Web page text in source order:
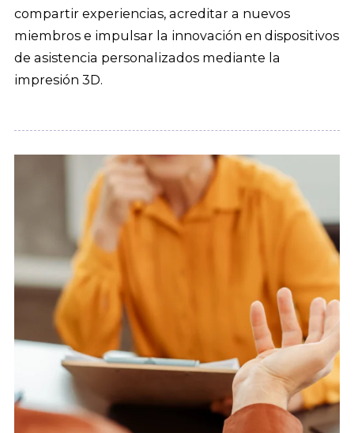
compartir experiencias, acreditar a nuevos
miembros e impulsar la innovación en dispositivos
de asistencia personalizados mediante la
impresión 3D.